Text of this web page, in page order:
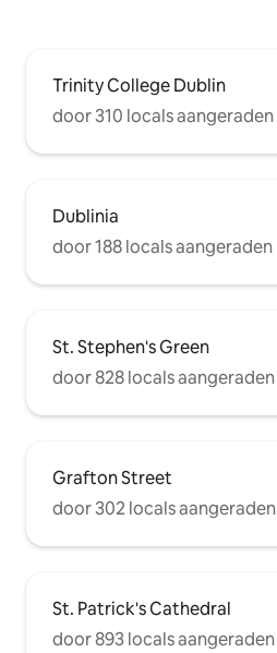
Trinity College Dublin
door 310 locals aangeraden
Dublinia
door 188 locals aangeraden
St. Stephen's Green
door 828 locals aangeraden
Grafton Street
door 302 locals aangeraden
St. Patrick's Cathedral
door 893 locals aangeraden